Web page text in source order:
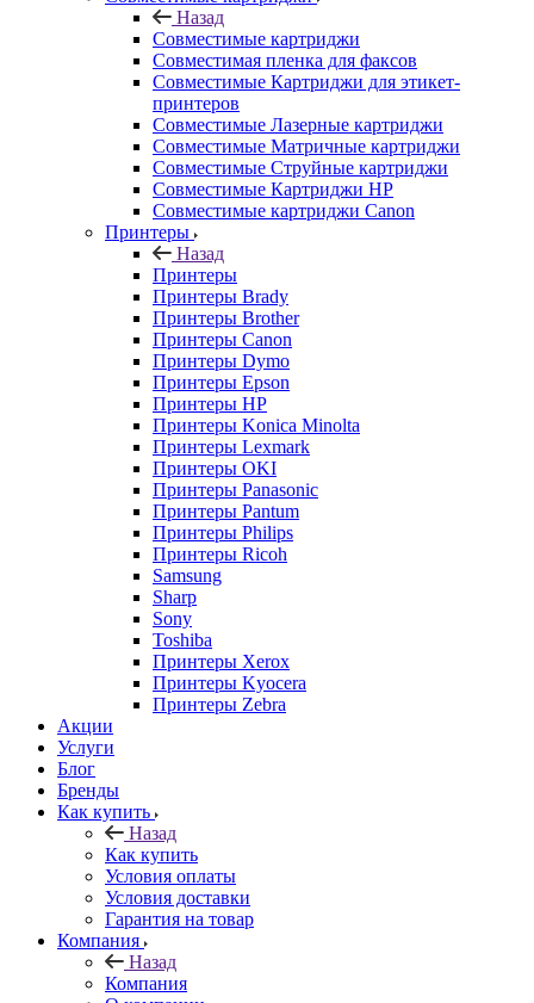
Назад
Совместимые картриджи
Совместимая пленка для факсов
Совместимые Картриджи для этикет-
принтеров
Совместимые Лазерные картриджи
Совместимые Матричные картриджи
Совместимые Струйные картриджи
Совместимые Картриджи HP
Совместимые картриджи Canon
Принтеры
Назад
Принтеры
Принтеры Brady
Принтеры Brother
Принтеры Canon
Принтеры Dymo
Принтеры Epson
Принтеры HP
Принтеры Konica Minolta
Принтеры Lexmark
Принтеры OKI
Принтеры Panasonic
Принтеры Pantum
Принтеры Philips
Принтеры Ricoh
Samsung
Sharp
Sony
Toshiba
Принтеры Xerox
Принтеры Kyocera
Принтеры Zebra
Акции
Услуги
Блог
Бренды
Как купить
Назад
Как купить
Условия оплаты
Условия доставки
Гарантия на товар
Компания
Назад
Компания